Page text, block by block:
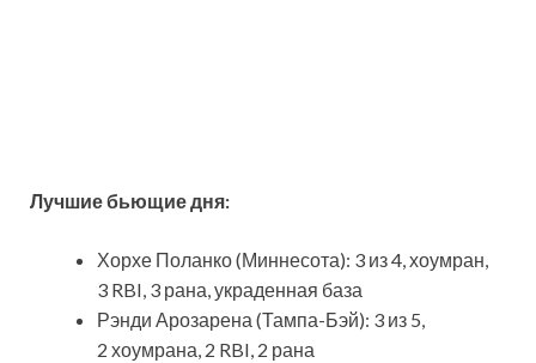
Лучшиебьющиедня:
Хорхе Поланко (Миннесота): 3 из 4, хоумран,
3 RBI, 3 рана, украденная база
Рэнди Арозарена (Тампа-Бэй): 3 из 5,
2 хоумрана, 2 RBI, 2 рана